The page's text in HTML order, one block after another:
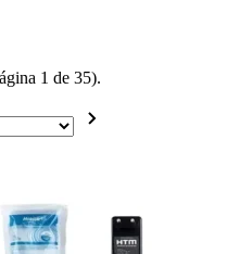
1 de 35).